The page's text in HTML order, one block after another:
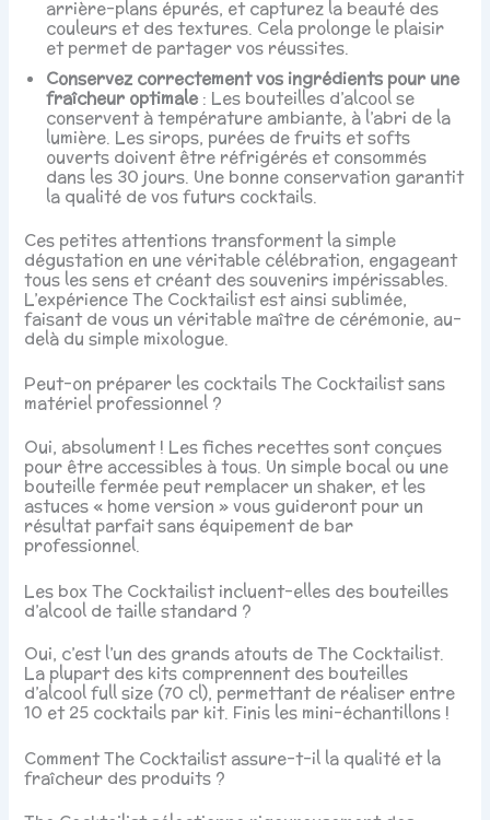
arrière-plans épurés, et capturez la beauté des
couleurs et des textures. Cela prolonge le plaisir
et permet de partager vos réussites.
Conservez correctement vos ingrédients pour une
fraîcheur optimale: Les bouteilles d’alcool se
conservent à température ambiante, à l’abri de la
lumière. Les sirops, purées de fruits et softs
ouverts doivent être réfrigérés et consommés
dans les 30 jours. Une bonne conservation garantit
la qualité de vos futurs cocktails.
Ces petites attentions transforment la simple
dégustation en une véritable célébration, engageant
tous les sens et créant des souvenirs impérissables.
L’expérience The Cocktailist est ainsi sublimée,
faisant de vous un véritable maître de cérémonie, au-
delà du simple mixologue.
Peut-on préparer les cocktails The Cocktailist sans
matériel professionnel ?
Oui, absolument ! Les fiches recettes sont conçues
pour être accessibles à tous. Un simple bocal ou une
bouteille fermée peut remplacer un shaker, et les
astuces « home version » vous guideront pour un
résultat parfait sans équipement de bar
professionnel.
Les box The Cocktailist incluent-elles des bouteilles
d’alcool de taille standard ?
Oui, c’est l’un des grands atouts de The Cocktailist.
La plupart des kits comprennent des bouteilles
d’alcool full size (70 cl), permettant de réaliser entre
10 et 25 cocktails par kit. Finis les mini-échantillons !
Comment The Cocktailist assure-t-il la qualité et la
fraîcheur des produits ?